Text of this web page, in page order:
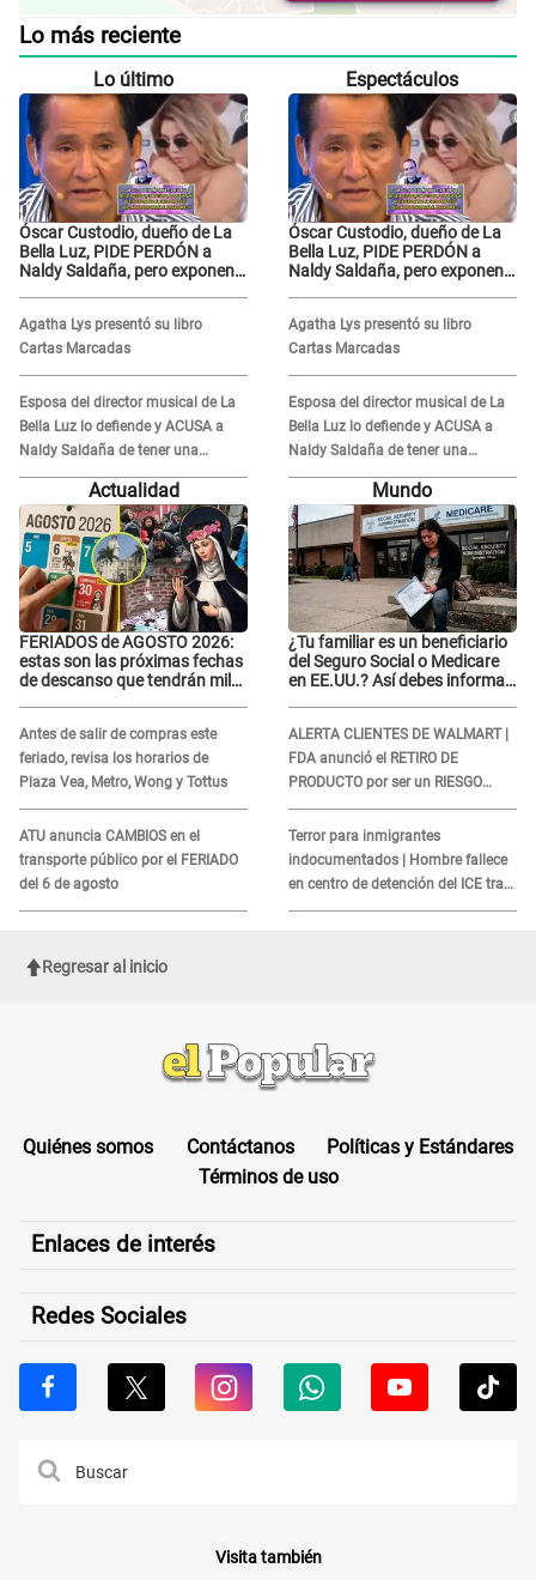
Lo más reciente
Lo último
Óscar Custodio, dueño de La
Bella Luz, PIDE PERDÓN a
Naldy Saldaña, pero exponen
grabar"
Agatha Lys presentó su libro
Cartas Marcadas
Esposa del director musical de La
Bella Luz lo defiende y ACUSA a
Naldy Saldaña de tener una
relación con él y otros integrantes
Espectáculos
Óscar Custodio, dueño de La
Bella Luz, PIDE PERDÓN a
Naldy Saldaña, pero exponen
grabar"
Agatha Lys presentó su libro
Cartas Marcadas
Esposa del director musical de La
Bella Luz lo defiende y ACUSA a
Naldy Saldaña de tener una
relación con él y otros integrantes
Actualidad
FERIADOS de AGOSTO 2026:
estas son las próximas fechas
de descanso que tendrán miles
Antes de salir de compras este
feriado, revisa los horarios de
Plaza Vea, Metro, Wong y Tottus
ATU anuncia CAMBIOS en el
transporte público por el FERIADO
del 6 de agosto
Mundo
¿Tu familiar es un beneficiario
del Seguro Social o Medicare
en EE.UU.? Así debes informar
ALERTA CLIENTES DE WALMART |
FDA anunció el RETIRO DE
PRODUCTO por ser un RIESGO
MORTAL para consumidores: ¿Cuál
es?
Terror para inmigrantes
indocumentados | Hombre fallece
en centro de detención del ICE tras
sufrir una "emergencia médica"
Regresar al inicio
Quiénes somos Contáctanos
Políticas y Estándares
Términos de uso
Enlaces de interés
Redes Sociales
Visita también